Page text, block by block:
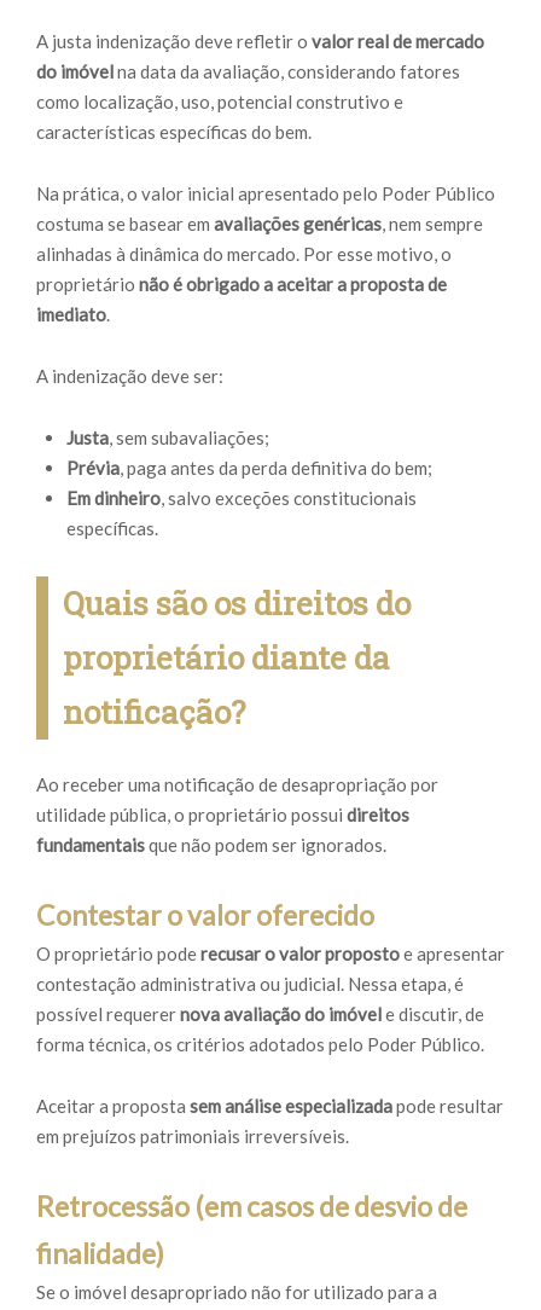
A justa indenização deve refletir o valor real de mercado
do imóvelna data da avaliação, considerando fatores
como localização, uso, potencial construtivo e
características específicas do bem.
Na prática, o valor inicial apresentado pelo Poder Público
costuma se basear em avaliações genéricas, nem sempre
alinhadas à dinâmica do mercado. Por esse motivo, o
proprietário não é obrigado a aceitar a proposta de
imediato.
A indenização deve ser:
Justa, sem subavaliações;
Prévia, paga antes da perda definitiva do bem;
Em dinheiro, salvo exceções constitucionais
específicas.
Quais são os direitos do
proprietário diante da
notificação?
Ao receber uma notificação de desapropriação por
utilidade pública, o proprietário possui direitos
fundamentaisque não podem ser ignorados.
Contestar o valor oferecido
O proprietário poderecusar o valor propostoe apresentar
contestação administrativa ou judicial. Nessa etapa, é
possível requerernova avaliação do imóvele discutir, de
forma técnica, os critérios adotados pelo Poder Público.
Aceitar a proposta sem análise especializadapode resultar
em prejuízos patrimoniais irreversíveis.
Retrocessão (em casos de desvio de
finalidade)
Se o imóvel desapropriado não for utilizado para a